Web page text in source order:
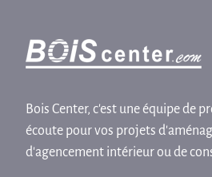
Bois Center, c'est une équipe de
écoute pour vos projets
d'agencement intérieur ou de